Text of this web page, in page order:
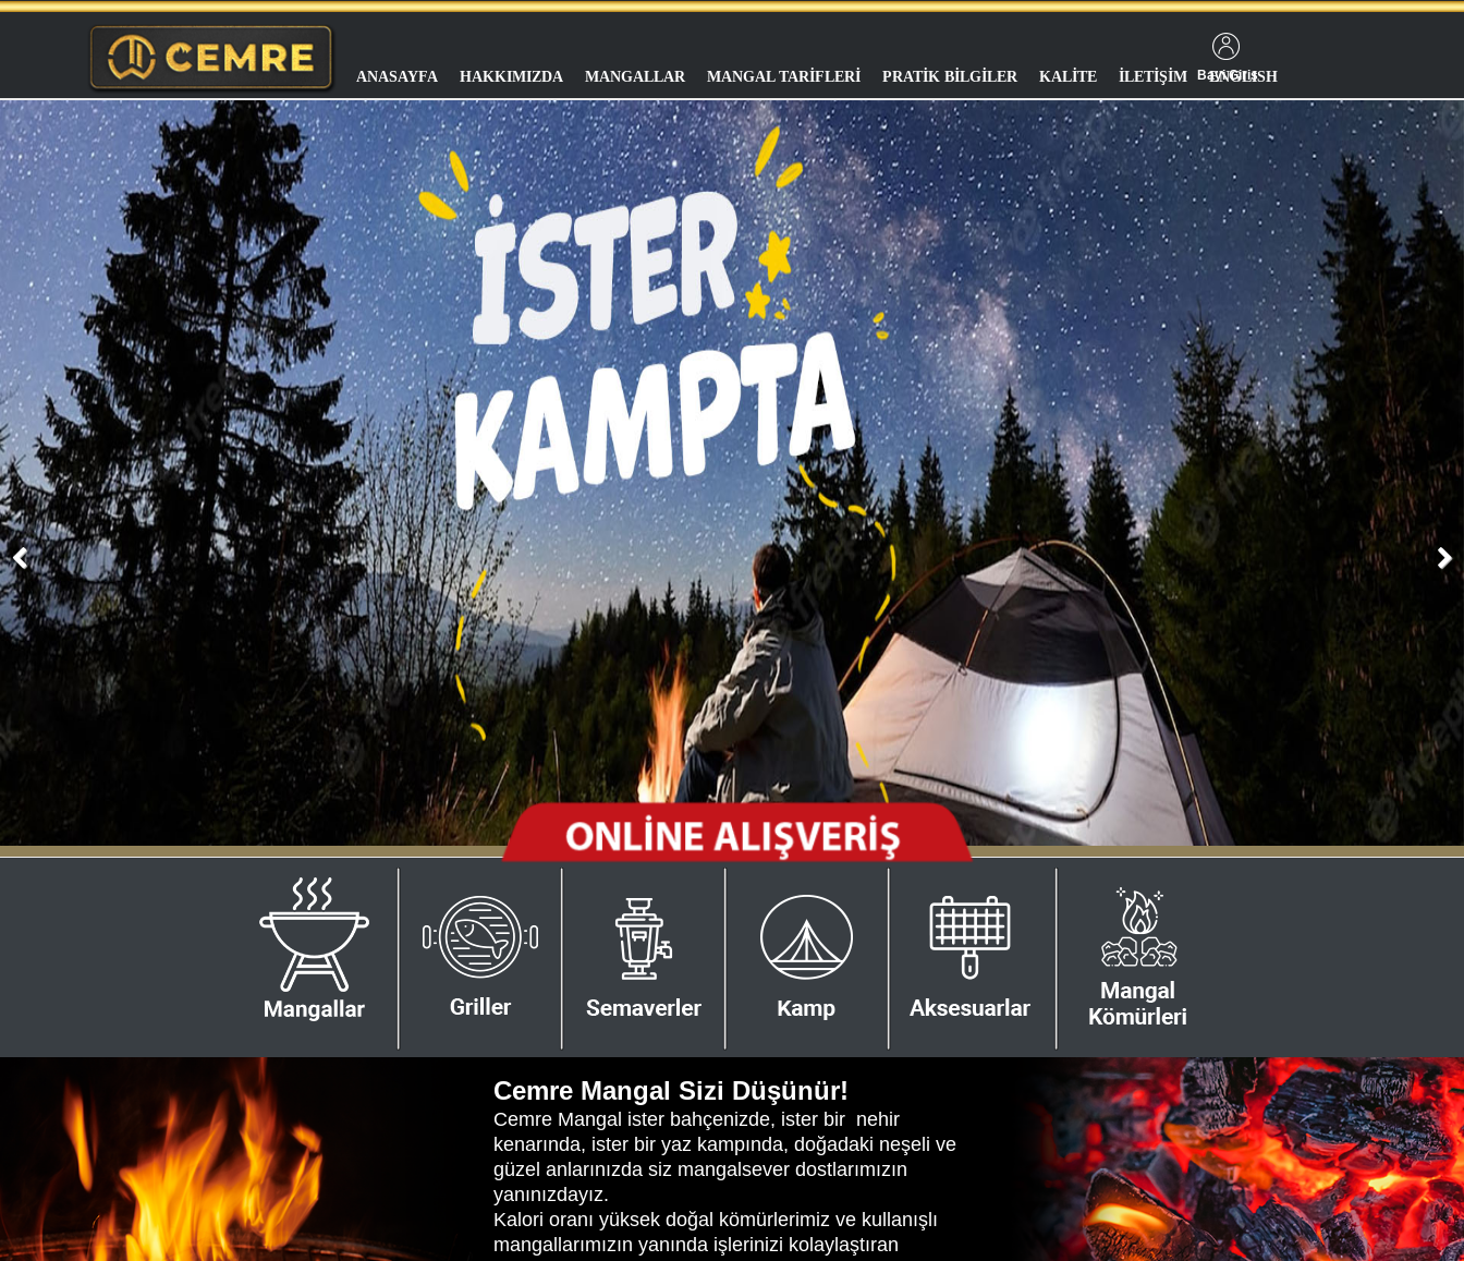
Cemre Mangal Sizi Düşünür!
Cemre Mangal ister bahçenizde, ister bir nehir
kenarında, ister bir yaz kampında, doğadaki neşeli ve
güzel anlarınızda siz mangalsever dostlarımızın
yanınızdayız.
Kalori oranı yüksek doğal kömürlerimiz ve kullanışlı
mangallarımızın yanında işlerinizi kolaylaştıran
ANASAYFA HAKKIMIZDA MANGALLAR MANGAL TARİFLERİ PRATİK BİLGİLER KALİTE İLETİŞİM ENGLISH
Bayi Giriş